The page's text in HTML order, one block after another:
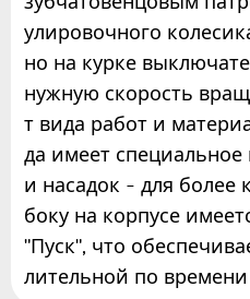
улировочного
но на курке
нужную скорость
т вида работ и
да имеет
и насадок - для
боку на корпусе
"Пуск", что
лительной по